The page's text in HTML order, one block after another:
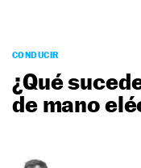
PODCAST
MOTOS
TECNOLOGÍA
PREMIOS
CONDUCIR
¿Qué
de mano